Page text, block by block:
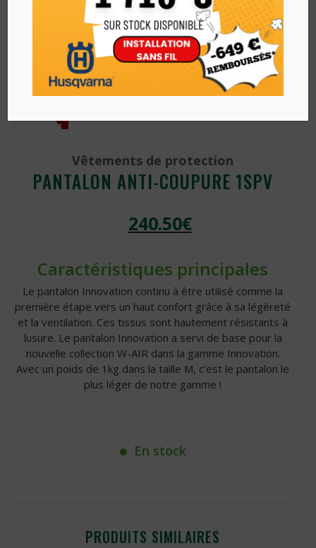
Vêtements de protection
PANTALON ANTI-COUPURE 1SPV
240.50€
Caractéristiques principales
Le pantalon Innovation continu à être utilisé comme la
première étape vers un haut confort grâce à sa légèreté
et la ventilation. Ces tissus sont hautement résistants à
lusure. Le pantalon Innovation a servi de base pour la
nouvelle collection W-AIR dans la gamme Innovation.
Avec un poids de 1kg dans la taille M, c’est le pantalon le
plus léger de notre gamme !
En stock
PRODUITS SIMILAIRES